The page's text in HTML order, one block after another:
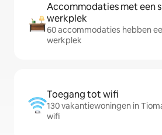
Accommodaties met een
werkplek
60 accommodaties hebben
werkplek
Toegang tot wifi
130 vakantiewoningen in
wifi